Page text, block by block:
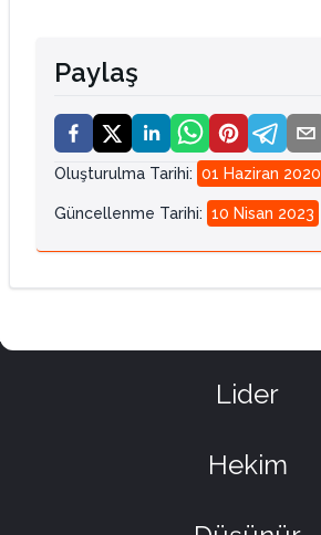
Paylaş
Oluşturulma Tarihi: 01 Haziran 2020
Güncellenme Tarihi: 10 Nisan 2023
Lider
Hekim